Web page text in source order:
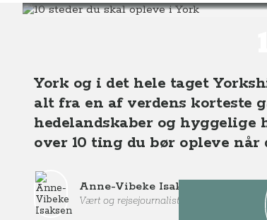
York og i det hele taget
alt fra en af verdens korteste
hedelandskaber og hyggelige
over 10 ting du bør opleve når
Anne-Vibeke Isaksen
Vært og rejsejournalist